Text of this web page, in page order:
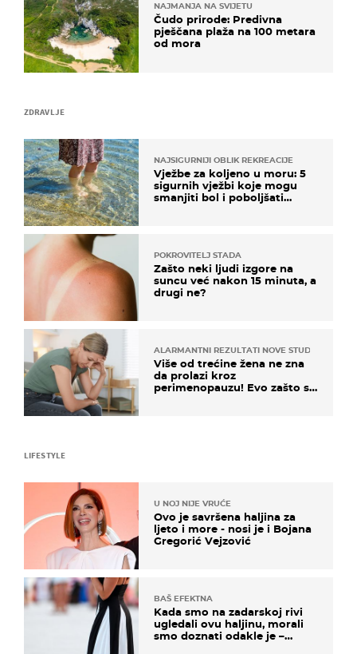
ZDRAVLJE
NAJSIGURNIJI OBLIK REKREACIJE
Vježbe za koljeno u moru: 5
sigurnih vježbi koje mogu
smanjiti bol i poboljšati
POKROVITELJ STADA
Zašto neki ljudi izgore na
suncu već nakon 15 minuta, a
drugi ne?
ALARMANTNI REZULTATI NOVE STUDIJE
Više od trećine žena ne zna
da prolazi kroz
perimenopauzu! Evo zašto su
NAJMANJA NA SVIJETU
Čudo prirode: Predivna
pješčana plaža na 100 metara
od mora
LIFESTYLE
U NOJ NIJE VRUĆE
Ovo je savršena haljina za
ljeto i more - nosi je i Bojana
Gregorić Vejzović
BAŠ EFEKTNA
Kada smo na zadarskoj rivi
ugledali ovu haljinu, morali
smo doznati odakle je –